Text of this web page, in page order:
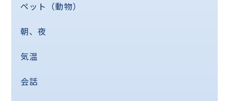
ペット（動物）
朝、夜
気温
会話